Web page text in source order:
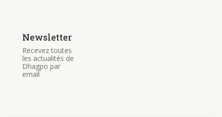
Newsletter
Recevez toutes
les actualités de
Dhagpo par
email